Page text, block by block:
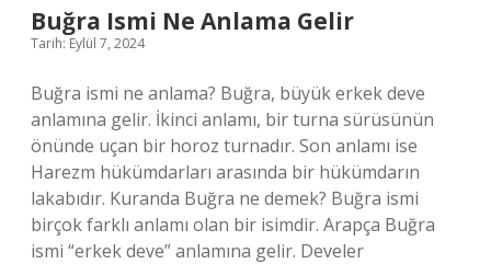
Buğra Ismi Ne Anlama Gelir
Tarih: Eylül 7, 2024
Buğra ismi ne anlama? Buğra, büyük erkek deve
anlamına gelir. İkinci anlamı, bir turna sürüsünün
önünde uçan bir horoz turnadır. Son anlamı ise
Harezm hükümdarları arasında bir hükümdarın
lakabıdır. Kuranda Buğra ne demek? Buğra ismi
birçok farklı anlamı olan bir isimdir. Arapça Buğra
ismi “erkek deve” anlamına gelir. Develer